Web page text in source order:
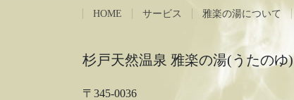
HOME サービス 雅楽の湯について
杉戸天然温泉 雅楽の湯(うたのゆ)
〒345-0036